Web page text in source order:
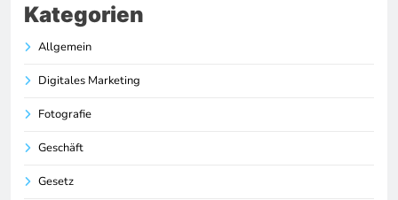
Kategorien
Allgemein
Digitales Marketing
Fotografie
Geschäft
Gesetz